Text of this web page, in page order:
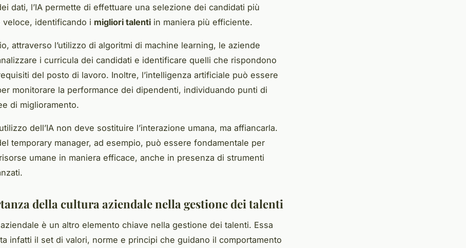
dati, l’IA permette di effettuare una selezione dei candidati più
veloce, identificando i migliori talenti in maniera più efficiente.
attraverso l’utilizzo di algoritmi di machine learning, le aziende
i curricula dei candidati e identificare quelli che rispondono
del posto di lavoro. Inoltre, l’intelligenza artificiale può essere
monitorare la performance dei dipendenti, individuando punti di
di miglioramento.
dell’IA non deve sostituire l’interazione umana, ma affiancarla.
temporary manager, ad esempio, può essere fondamentale per
umane in maniera efficace, anche in presenza di strumenti
della cultura aziendale nella gestione dei talenti
è un altro elemento chiave nella gestione dei talenti. Essa
infatti il set di valori, norme e principi che guidano il comportamento